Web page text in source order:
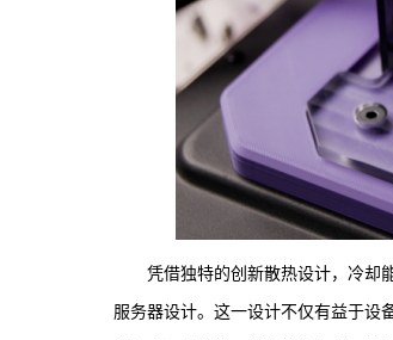
凭借独特的创新散热设计，冷却
服务器设计。这一设计不仅有益于设